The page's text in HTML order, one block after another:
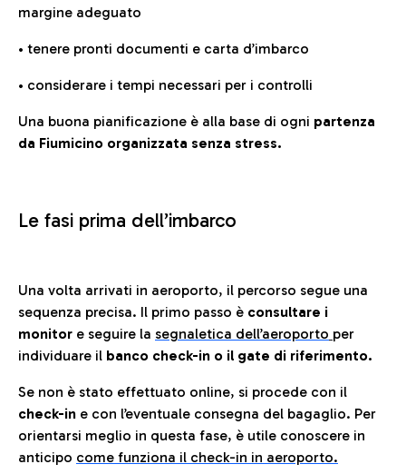
margine adeguato
• tenere pronti documenti e carta d’imbarco
• considerare i tempi necessari per i controlli
Una buona pianificazione è alla base di ogni partenza
da Fiumicino organizzata senza stress.
Le fasi prima dell’imbarco
Una volta arrivati in aeroporto, il percorso segue una
sequenza precisa. Il primo passo è consultare i
monitor e seguire la segnaletica dell’aeroporto per
individuare il banco check-in o il gate di riferimento.
Se non è stato effettuato online, si procede con il
check-in e con l’eventuale consegna del bagaglio. Per
orientarsi meglio in questa fase, è utile conoscere in
anticipo come funziona il check-in in aeroporto.